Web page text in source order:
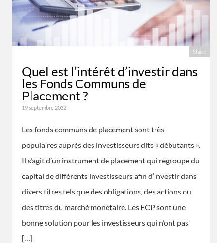
Share
Quel est l’intérêt d’investir dans
les Fonds Communs de
Placement ?
19 septembre 2022
Les fonds communs de placement sont très
populaires auprès des investisseurs dits « débutants ».
Il s’agit d’un instrument de placement qui regroupe du
capital de différents investisseurs afin d’investir dans
divers titres tels que des obligations, des actions ou
des titres du marché monétaire. Les FCP sont une
bonne solution pour les investisseurs qui n’ont pas
[…]